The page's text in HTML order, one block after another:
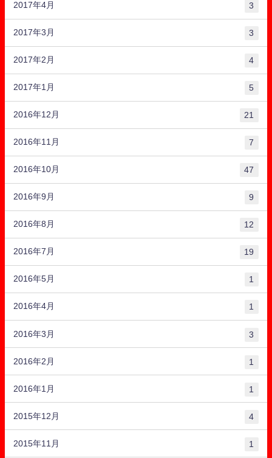
2017年4月 3
2017年3月 3
2017年2月 4
2017年1月 5
2016年12月 21
2016年11月 7
2016年10月 47
2016年9月 9
2016年8月 12
2016年7月 19
2016年5月 1
2016年4月 1
2016年3月 3
2016年2月 1
2016年1月 1
2015年12月 4
2015年11月 1